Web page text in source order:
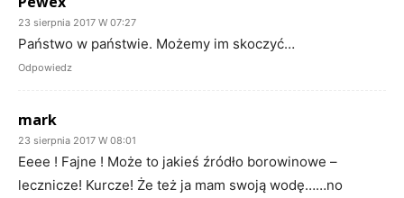
23 sierpnia 2017 W 07:27
Państwo w państwie. Możemy im skoczyć…
Odpowiedz
mark
23 sierpnia 2017 W 08:01
Eeee ! Fajne ! Może to jakieś źródło borowinowe –
lecznicze! Kurcze! Że też ja mam swoją wodę……no